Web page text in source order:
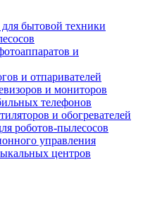
бытовой техники
и
и отпаривателей
и мониторов
телефонов
и обогревателей
роботов-пылесосов
управления
центров